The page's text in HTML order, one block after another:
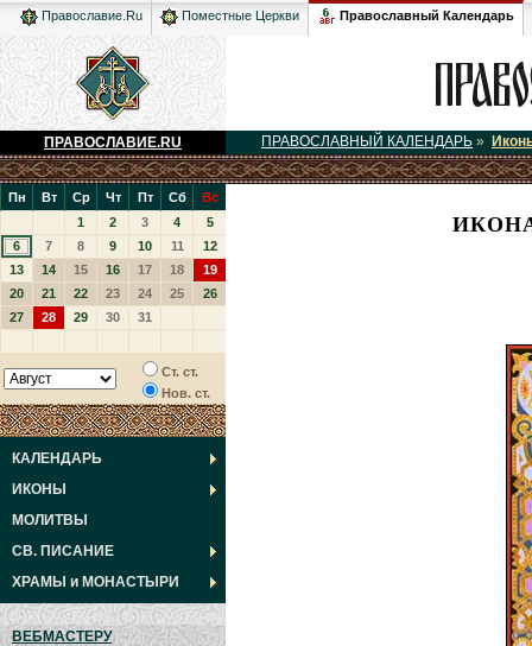
Православие.Ru Поместные Церкви Православный Календарь
ПРАВОСЛАВИЕ.RU ПРАВОСЛАВНЫЙ КАЛЕНДАРЬ »
Пн Вт Ср Чт Пт Сб
Вс
1
2 3 4
5
6
7 8 9 10 11
12
13
14 15 16 17 18
19
20
21 22 23 24 25
26
27
28 29 30 31
Ст. ст.
Нов. ст.
КАЛЕНДАРЬ
ИКОНЫ
МОЛИТВЫ
СВ. ПИСАНИЕ
ХРАМЫ и МОНАСТЫРИ
ВЕБМАСТЕРУ